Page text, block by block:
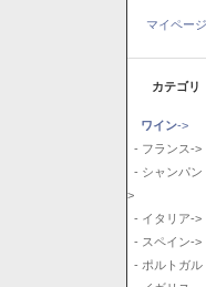
マイペー
カテゴリ
ワイン->
- フランス->
- シャンパン
>
- イタリア->
- スペイン->
- ポルトガル